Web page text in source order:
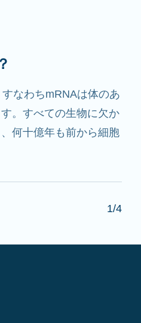
mRNAは情報を伝える
内で他の成分と相互作
を作るのを助けます。